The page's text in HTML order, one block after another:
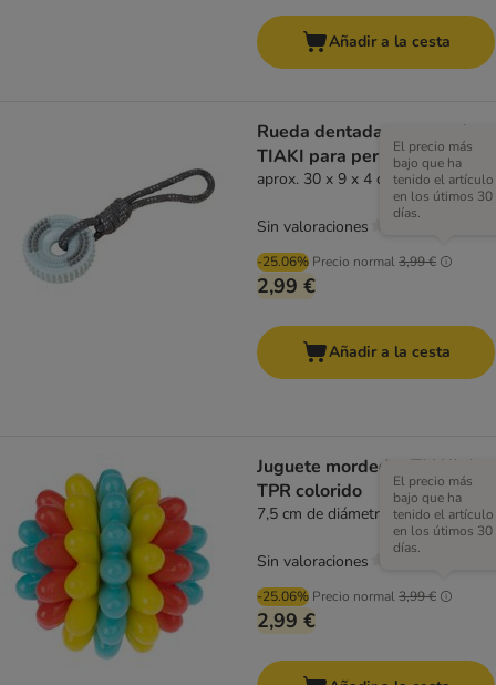
Añadir a la cesta
Rueda dentada con cuerda
TIAKI para perros
aprox. 30 x 9 x 4 cm (L x An x Al)
-25.06% Precio normal3,99 €
El precio más
bajo que ha
tenido el artículo
en los útimos 30
días.
2,99 €
Sin valoraciones
Añadir a la cesta
Juguete mordedor TIAKI de
TPR colorido
7,5 cm de diámetro
-25.06% Precio normal3,99 €
El precio más
bajo que ha
tenido el artículo
en los útimos 30
días.
2,99 €
Sin valoraciones